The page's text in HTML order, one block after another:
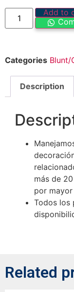
Add to
Categories Blunt/
Description
más de
por
Todos los
Related